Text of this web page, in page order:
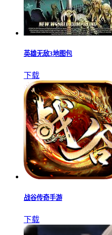
英雄无敌3地图包
下载
战谷传奇手游
下载